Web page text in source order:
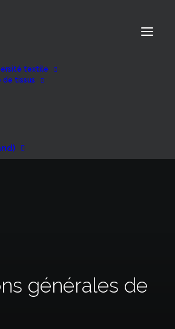
textile
de tissus
)
générales de